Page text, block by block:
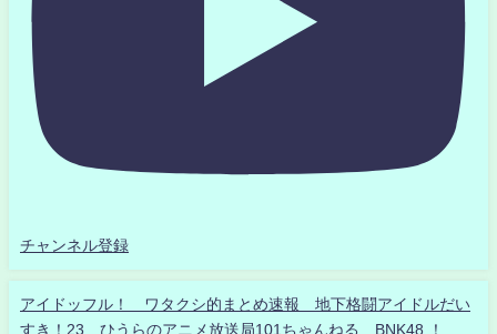
チャンネル登録
アイドッフル！ ワタクシ的まとめ速報 地下格闘アイドルだい
すき！23 ひうらのアニメ放送局101ちゃんねる BNK48 ！